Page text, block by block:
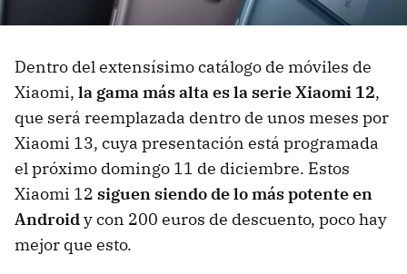
Dentro del extensísimo catálogo de móviles de
Xiaomi, la gama más alta es la serie Xiaomi 12,
que será reemplazada dentro de unos meses por
Xiaomi 13, cuya presentación está programada
el próximo domingo 11 de diciembre. Estos
Xiaomi 12 siguen siendo de lo más potente en
Androidy con 200 euros de descuento, poco hay
mejor que esto.